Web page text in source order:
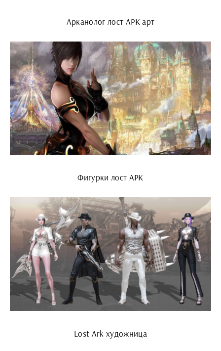
Арканолог лост АРК арт
Фигурки лост АРК
Lost Ark художница